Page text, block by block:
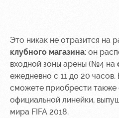
Ледовый
дворец
Занятия
спортом
Контакты
Академии
Карта
Это никак не отразится на
клубного магазина: он
входной зоны арены (№4 на
ежедневно с 11 до 20
сможете приобрести также
официальной линейки,
мира FIFA 2018.